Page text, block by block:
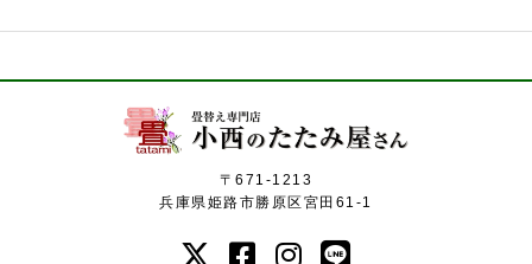
〒671-1213
兵庫県姫路市勝原区宮田61-1